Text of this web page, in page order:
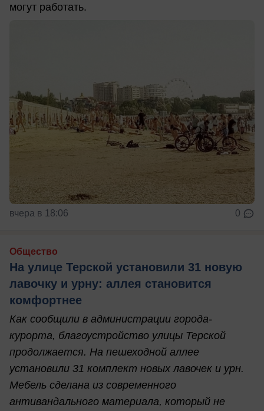
могут работать.
вчера в 18:06 0
Общество
На улице Терской установили 31 новую
лавочку и урну: аллея становится
комфортнее
Как сообщили в администрации города-
курорта, благоустройство улицы Терской
продолжается. На пешеходной аллее
установили 31 комплект новых лавочек и урн.
Мебель сделана из современного
антивандального материала, который не